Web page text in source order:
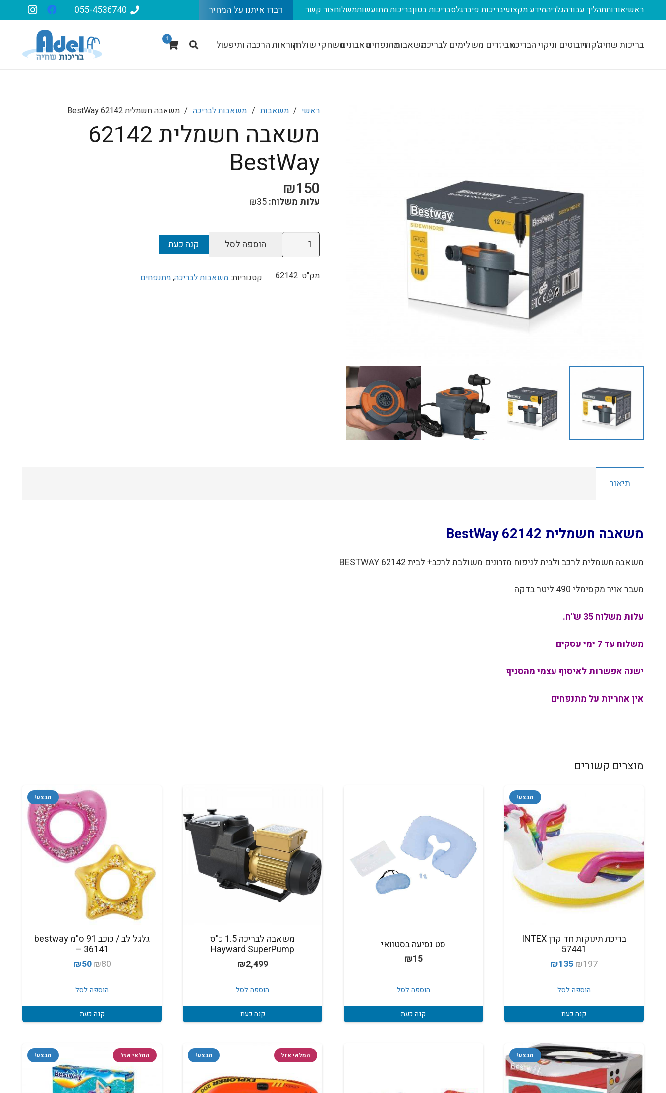
ראשיאודותתהליך עבודהגלריהמידע מקצועיבריכות פיברגלסבריכות בטוןבריכות מתועשותמשלוחצור קשר דברו איתנו על המחיר 055-4536740
בריכות שחיהג'קוזירובוטים וניקוי הבריכהאביזרים משלימים לבריכהמשאבותמתנפחיםטאבוניםמשחקי שולחןהוראות הרכבה ותיפעול 1
ראשי / משאבות / משאבות לבריכה / ‏משאבה חשמלית 62142 BestWay
‏משאבה חשמלית 62142
BestWay
₪150
עלות משלוח: ₪35
כמות
של
חשמלית
הוספה לסל קנה כעת
מק"ט: 62142 קטגוריות: משאבות לבריכה,מתנפחים
תיאור
‏משאבה חשמלית 62142 BestWay
משאבה חשמלית לרכב ולבית לניפוח מזרונים משולבת לרכב+ לבית 62142 BESTWAY
מעבר אויר מקסימלי 490 ליטר בדקה
עלות משלוח 35 ש"ח.
משלוח עד 7 ימי עסקים
ישנה אפשרות לאיסוף עצמי מהסניף
אין אחריות על מתנפחים
מוצרים קשורים
מבצע!
בריכת תינוקות חד קרן INTEX
57441
₪197
המחיר
היה:
₪197.
₪135
המחיר
₪135.
הוספה לסל
קנה כעת
סט נסיעה בסטוואי
₪15
הוספה לסל
קנה כעת
משאבה לבריכה 1.5 כ"ס
Hayward SuperPump
₪2,499
הוספה לסל
קנה כעת
מבצע!
גלגל לב / כוכב 91 ס"מ bestway
– 36141
₪80
המחיר
היה:
₪80.
₪50
₪50.
הוספה לסל
קנה כעת
מבצע! מבצע! המלאי אזל מבצע! המלאי אזל